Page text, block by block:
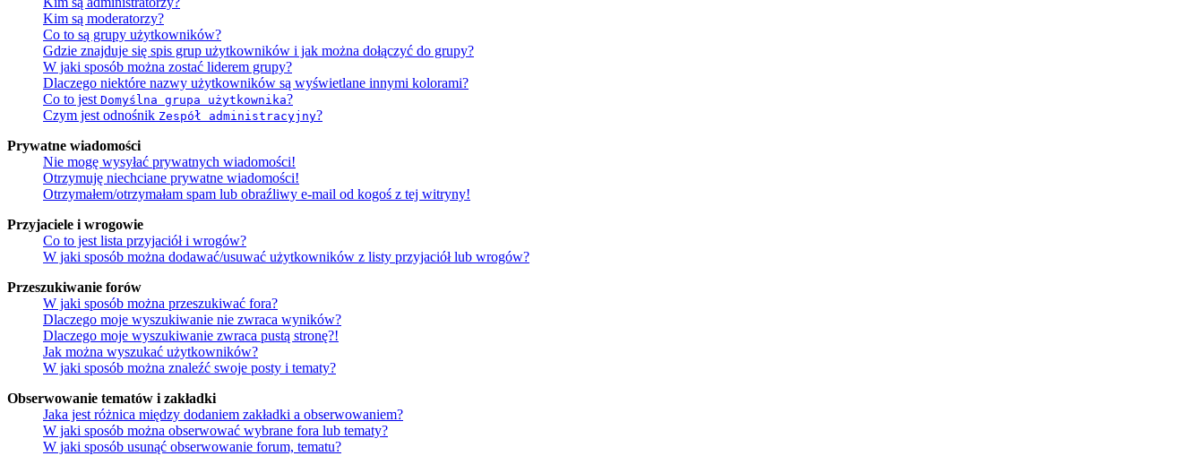
Kim są moderatorzy?
Co to są grupy użytkowników?
Gdzie znajduje się spis grup użytkowników i jak można dołączyć do grupy?
W jaki sposób można zostać liderem grupy?
Dlaczego niektóre nazwy użytkowników są wyświetlane innymi kolorami?
Co to jest Domyślna grupa użytkownika?
Czym jest odnośnik Zespół administracyjny?
Prywatne wiadomości
Nie mogę wysyłać prywatnych wiadomości!
Otrzymuję niechciane prywatne wiadomości!
Otrzymałem/otrzymałam spam lub obraźliwy e-mail od kogoś z tej witryny!
Przyjaciele i wrogowie
Co to jest lista przyjaciół i wrogów?
W jaki sposób można dodawać/usuwać użytkowników z listy przyjaciół lub wrogów?
Przeszukiwanie forów
W jaki sposób można przeszukiwać fora?
Dlaczego moje wyszukiwanie nie zwraca wyników?
Dlaczego moje wyszukiwanie zwraca pustą stronę?!
Jak można wyszukać użytkowników?
W jaki sposób można znaleźć swoje posty i tematy?
Obserwowanie tematów i zakładki
Jaka jest różnica między dodaniem zakładki a obserwowaniem?
W jaki sposób można obserwować wybrane fora lub tematy?
W jaki sposób usunąć obserwowanie forum, tematu?